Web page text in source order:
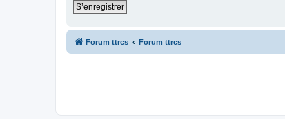
S’enregistrer
Forum ttrcs Forum ttrcs